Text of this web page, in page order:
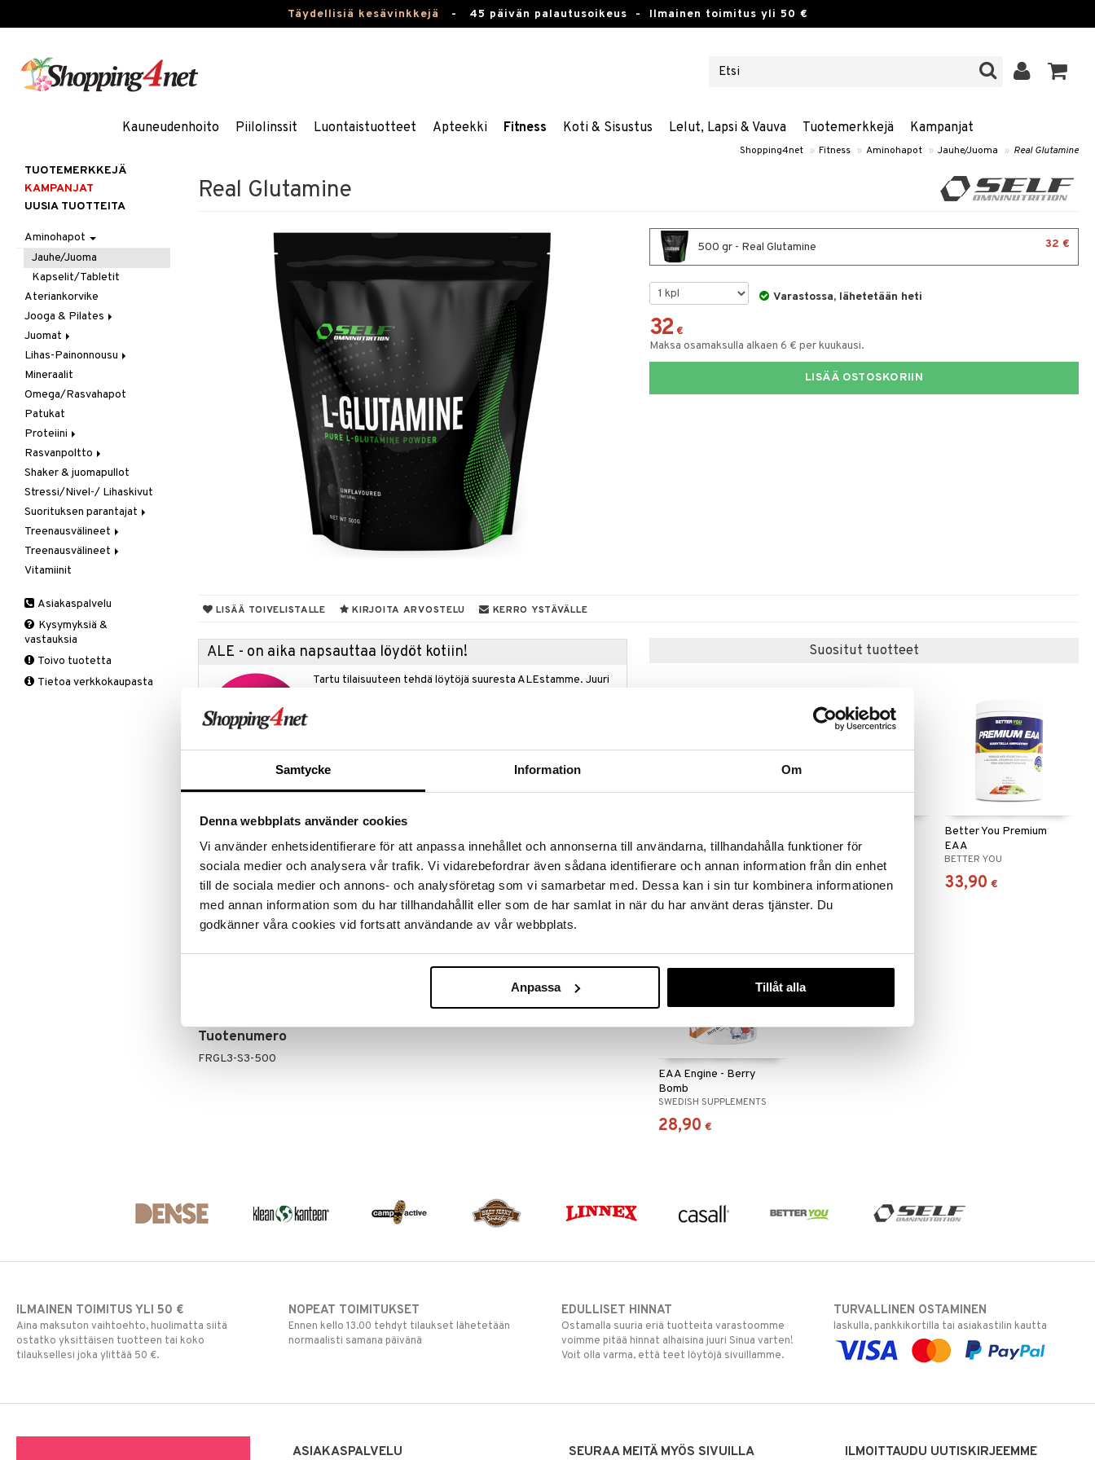
Samtycke Information Om
Denna webbplats använder cookies
Vi använder enhetsidentifierare för att anpassa innehållet och annonserna till användarna, tillhandahålla funktioner för
sociala medier och analysera vår trafik. Vi vidarebefordrar även sådana identifierare och annan information från din enhet
till de sociala medier och annons- och analysföretag som vi samarbetar med. Dessa kan i sin tur kombinera informationen
med annan information som du har tillhandahållit eller som de har samlat in när du har använt deras tjänster. Du
godkänner våra cookies vid fortsatt användande av vår webbplats.
Anpassa Tillåt alla
Täydellisiä kesävinkkejä - 45 päivän palautusoikeus - Ilmainen toimitus yli 50 €
Kauneudenhoito Piilolinssit Luontaistuotteet Apteekki Fitness Koti & Sisustus Lelut, Lapsi & Vauva Tuotemerkkejä Kampanjat
Shopping4net » Fitness » Aminohapot » Jauhe/Juoma » Real Glutamine
Real Glutamine
500 gr - Real Glutamine 32 €
Varastossa, lähetetään heti
32 €
Maksa osamaksulla alkaen 6 € per kuukausi.
LISÄÄ OSTOSKORIIN
LISÄÄ TOIVELISTALLE KIRJOITA ARVOSTELU KERRO YSTÄVÄLLE
ALE - on aika napsauttaa löydöt kotiin!
Tartu tilaisuuteen tehdä löytöjä suuresta ALEstamme. Juuri
Näe kaikki ale-löydöt »
Tuotetieto
Glutamiini on tärkeä aminohappo joka lihaksessa tekee 50-60% vapaista
aminohapoista. Glutamiinia kuluu vaatimassa treenauksessa ja sitä tarvitsee siksi
saada lisää ravintolisän muodossa. Liian alhainen pitoisuus voi johtaa
immuunisysteemin heikentymiseen koska glutamiinia tarvitaan glutationin
valmistamiseen. Parantaa epäsuorasti suorituskykyä ja proteiinimetabolismia.
Annostus
Tuotenumero
FRGL3-S3-500
Suositut tuotteet
SELF OMNINUTRITION
20,90 €
SELF OMNINUTRITION
16,90 €
Better You Premium
EAA
BETTER YOU
33,90 €
EAA Engine - Berry
Bomb
SWEDISH SUPPLEMENTS
28,90 €
TUOTEMERKKEJÄ
KAMPANJAT
UUSIA TUOTTEITA
Aminohapot
Jauhe/Juoma
Kapselit/Tabletit
Ateriankorvike
Jooga & Pilates
Matot
Oheistarvikkeet
Juomat
Urheilujuomat
Lihas-Painonnousu
Aminohappo
Gainer
Kreatiini
Muut
Mineraalit
Omega/Rasvahapot
Patukat
Proteiini
Heraproteiini
Sekoitettu proteiini
Soija- & Munaproteiini
Rasvanpoltto
Kapselit/Tabletit
Shaker & juomapullot
Stressi/Nivel-/ Lihaskivut
Suorituksen parantajat
Kreatiini
Muut
Pre-Workout
Treenausvälineet
Kuntoilu
Oheistarvikkeet
Treenausvälineet
Kävelysauvat
Tuki ja suoja
Kyynärpää
Pohkeet
Polvi
Vitamiinit
Asiakaspalvelu
Kysymyksiä &
vastauksia
Toivo tuotetta
Tietoa verkkokaupasta
ILMAINEN TOIMITUS YLI 50 €
Aina maksuton vaihtoehto, huolimatta siitä
ostatko yksittäisen tuotteen tai koko
tilauksellesi joka ylittää 50 €.
NOPEAT TOIMITUKSET
Ennen kello 13.00 tehdyt tilaukset lähetetään
normaalisti samana päivänä
EDULLISET HINNAT
Ostamalla suuria eriä tuotteita varastoomme
voimme pitää hinnat alhaisina juuri Sinua varten!
Voit olla varma, että teet löytöjä sivuillamme.
TURVALLINEN OSTAMINEN
laskulla, pankkikortilla tai asiakastilin kautta
ASIAKASPALVELU SEURAA MEITÄ MYÖS SIVUILLA ILMOITTAUDU UUTISKIRJEEMME